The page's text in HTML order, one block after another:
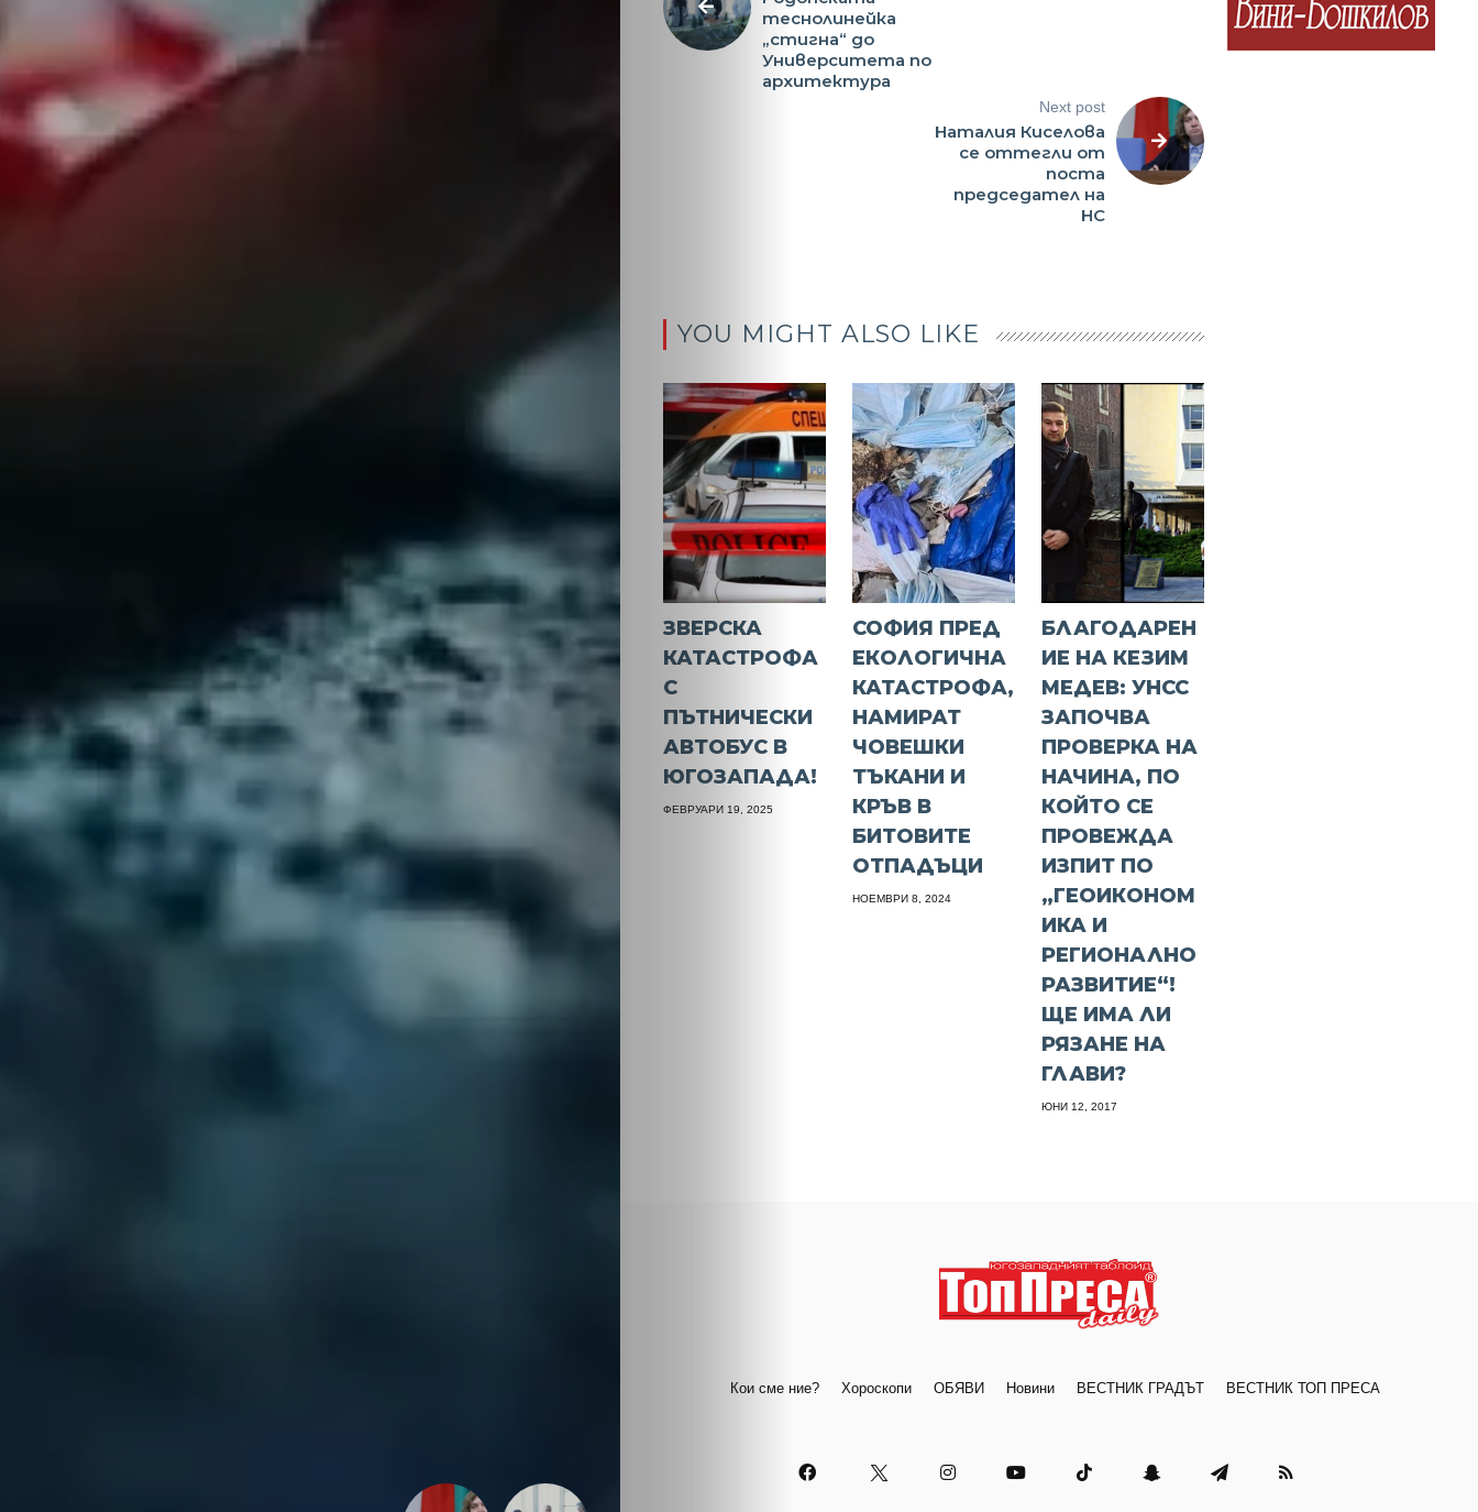
обяви
Таблоид
теснолинейка
„стигна“ до
Университета по
архитектура
Next post
Наталия Киселова
се оттегли от
поста
председател на
НС
YOU MIGHT ALSO LIKE
ЗВЕРСКА
КАТАСТРОФА
С
ПЪТНИЧЕСКИ
АВТОБУС В
ЮГОЗАПАДА!
ФЕВРУАРИ 19, 2025
СОФИЯ ПРЕД
ЕКОЛОГИЧНА
КАТАСТРОФА,
НАМИРАТ
ЧОВЕШКИ
ТЪКАНИ И
КРЪВ В
БИТОВИТЕ
ОТПАДЪЦИ
НОЕМВРИ 8, 2024
БЛАГОДАРЕН
ИЕ НА КЕЗИМ
МЕДЕВ: УНСС
ЗАПОЧВА
ПРОВЕРКА НА
НАЧИНА, ПО
КОЙТО СЕ
ПРОВЕЖДА
ИЗПИТ ПО
„ГЕОИКОНОМ
ИКА И
РЕГИОНАЛНО
РАЗВИТИЕ“!
ЩЕ ИМА ЛИ
РЯЗАНЕ НА
ГЛАВИ?
ЮНИ 12, 2017
Кои сме ние? Хороскопи ОБЯВИ Новини ВЕСТНИК ГРАДЪТ ВЕСТНИК ТОП ПРЕСА